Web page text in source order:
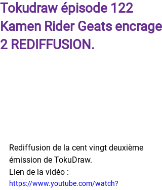
Tokudraw épisode 122
Kamen Rider Geats encrage
2 REDIFFUSION.
Rediffusion de la cent vingt deuxième
émission de TokuDraw.
Lien de la vidéo :
https://www.youtube.com/watch?